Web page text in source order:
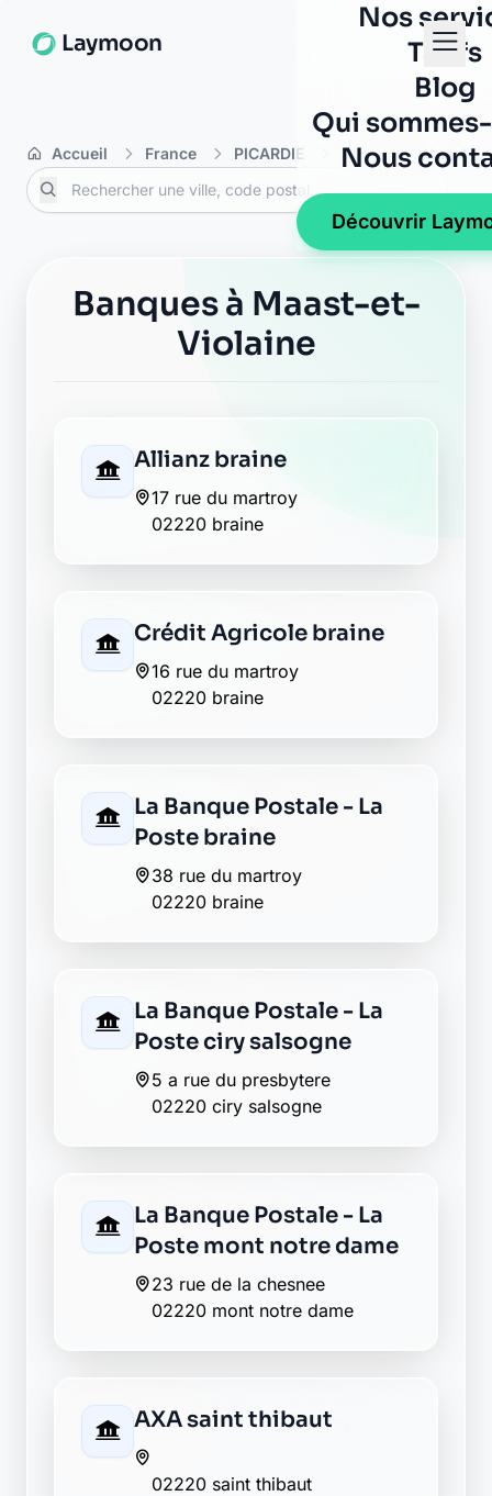
Laymoon
Nos
Tarifs
Blog
Qui
Nous
Découvrir
Accueil France PICARDIE Aisne Maast-
Banques à Maast-et-
Violaine
Allianz braine
17 rue du martroy
02220 braine
Crédit Agricole braine
16 rue du martroy
02220 braine
La Banque Postale - La
Poste braine
38 rue du martroy
02220 braine
La Banque Postale - La
Poste ciry salsogne
5 a rue du presbytere
02220 ciry salsogne
La Banque Postale - La
Poste mont notre dame
23 rue de la chesnee
02220 mont notre dame
AXA saint thibaut
02220 saint thibaut